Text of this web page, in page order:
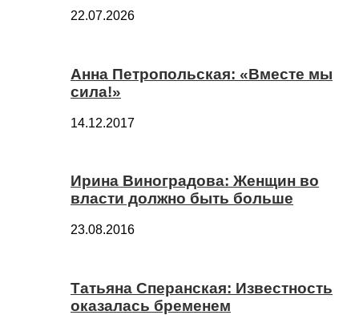
22.07.2026
Анна Петропольская: «Вместе мы
сила!»
14.12.2017
Ирина Виноградова: Женщин во
власти должно быть больше
23.08.2016
Татьяна Сперанская: Известность
оказалась бременем